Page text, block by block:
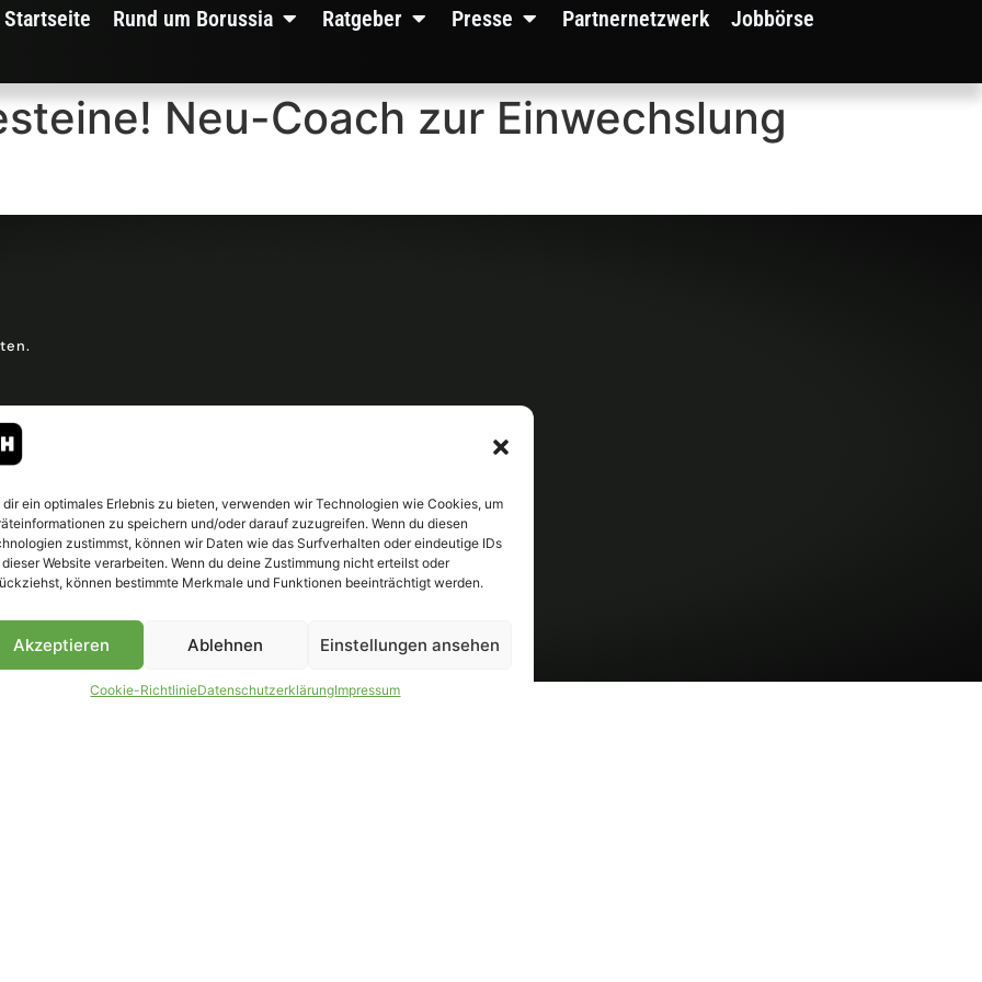
dir ein optimales Erlebnis zu bieten, verwenden wir Technologien wie Cookies, um
zu speichern und/oder darauf zuzugreifen. Wenn du diesen
zustimmst, können wir Daten wie das Surfverhalten oder eindeutige IDs
Website verarbeiten. Wenn du deine Zustimmung nicht erteilst oder
können bestimmte Merkmale und Funktionen beeinträchtigt werden.
Akzeptieren Ablehnen Einstellungen ansehen
Cookie-RichtlinieDatenschutzerklärungImpressum
Startseite Rund um Borussia Ratgeber Presse Partnernetzwerk Jobbörse
Neu-Coach zur Einwechslung